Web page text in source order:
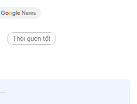
Thói quen tốt